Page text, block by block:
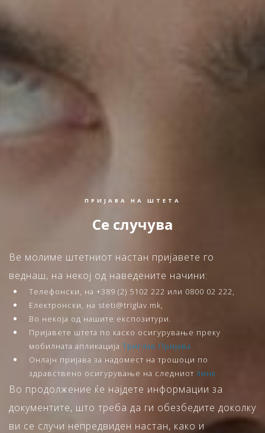
ПРИЈАВА НА ШТЕТА
Се случува
Ве молиме штетниот настан пријавете го
веднаш, на некој од наведените начини:
Телефонски, на +389 (2) 5102 222 или 0800 02 222,
Електронски, на steti@triglav.mk,
Во некоја од нашите експозитури.
Пријавете штета по каско осигурување преку
мобилната апликација Триглав Пријава
Онлајн пријава за надомест на трошоци по
здравствено осигурување на следниот линк
Во продолжение ќе најдете информации за
документите, што треба да ги обезбедите доколку
ви се случи непредвиден настан, како и